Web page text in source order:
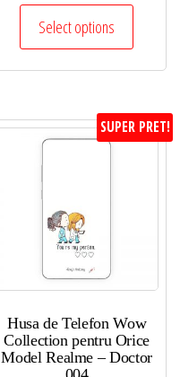
Select options
SUPER PRET!
Husa de Telefon Wow
Collection pentru Orice
Model Realme – Doctor